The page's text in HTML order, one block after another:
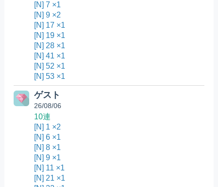
[N] 7 ×1
[N] 9 ×2
[N] 17 ×1
[N] 19 ×1
[N] 28 ×1
[N] 41 ×1
[N] 52 ×1
[N] 53 ×1
ゲスト
26/08/06
10連
[N] 1 ×2
[N] 6 ×1
[N] 8 ×1
[N] 9 ×1
[N] 11 ×1
[N] 21 ×1